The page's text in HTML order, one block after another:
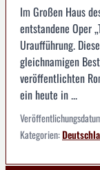
Im Großen Haus
entstandene Oper
Uraufführung.
gleichnamigen
veröffentlichten
ein heute in ...
Kategorien: